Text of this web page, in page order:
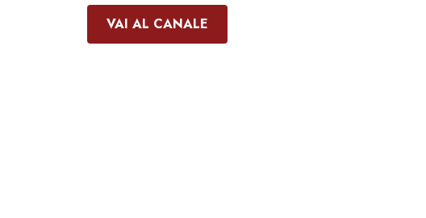
VAI AL CANALE